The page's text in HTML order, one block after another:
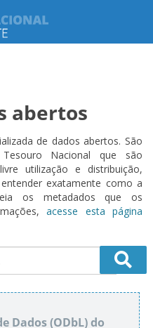
abertos
de dados abertos. São
Nacional que são
utilização e distribuição,
exatamente como a
os metadados que os
acesse esta página
Dados (ODbL) do